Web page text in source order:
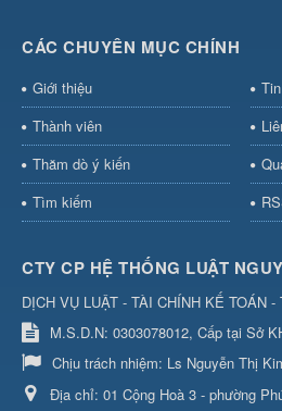
CÁC CHUYÊN MỤC CHÍNH
Giới thiệu
Thành viên
Thăm dò ý kiến
Tìm kiếm
CTY CP HỆ THỐNG LUẬT
DỊCH VỤ LUẬT - TÀI CHÍNH KẾ TOÁN
M.S.D.N: 0303078012, Cấp tại Sở
Chịu trách nhiệm: Ls Nguyễn Thị
Địa chỉ: 01 Cộng Hoà 3 - phường